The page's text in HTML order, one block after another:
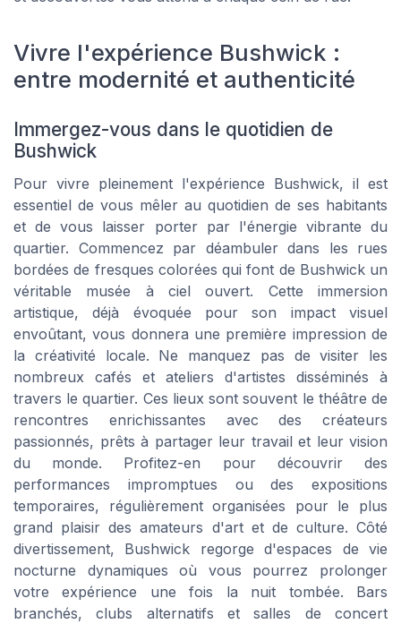
Vivre l'expérience Bushwick :
entre modernité et authenticité
Immergez-vous dans le quotidien de
Bushwick
Pour vivre pleinement l'expérience Bushwick, il est
essentiel de vous mêler au quotidien de ses habitants
et de vous laisser porter par l'énergie vibrante du
quartier. Commencez par déambuler dans les rues
bordées de fresques colorées qui font de Bushwick un
véritable musée à ciel ouvert. Cette immersion
artistique, déjà évoquée pour son impact visuel
envoûtant, vous donnera une première impression de
la créativité locale. Ne manquez pas de visiter les
nombreux cafés et ateliers d'artistes disséminés à
travers le quartier. Ces lieux sont souvent le théâtre de
rencontres enrichissantes avec des créateurs
passionnés, prêts à partager leur travail et leur vision
du monde. Profitez-en pour découvrir des
performances impromptues ou des expositions
temporaires, régulièrement organisées pour le plus
grand plaisir des amateurs d'art et de culture. Côté
divertissement, Bushwick regorge d'espaces de vie
nocturne dynamiques où vous pourrez prolonger
votre expérience une fois la nuit tombée. Bars
branchés, clubs alternatifs et salles de concert